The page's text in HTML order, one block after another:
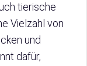
tierische
Vielzahl von
und
dafür,